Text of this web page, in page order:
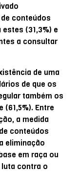
conteúdos
(31,3%) e
a consultar
de uma
de que os
também os
Entre
a medida
conteúdos
eliminação
em raça ou
contra o